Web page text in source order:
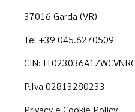
37016 Garda (VR)
Tel +39 045.6270509
CIN:
P.Iva 02813280233